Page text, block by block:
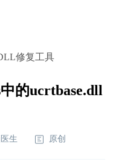
修复工具
的ucrtbase.dll
生 原创